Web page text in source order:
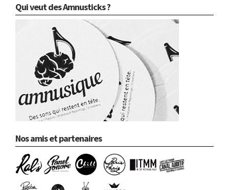
Qui veut des Amnusticks ?
Nos amis et partenaires